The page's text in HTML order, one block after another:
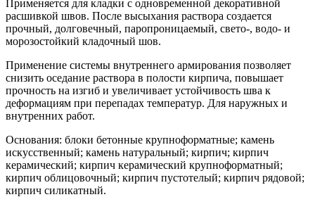
Применяется для кладки с одновременной декоративной
расшивкой швов. После высыхания раствора создается
прочный, долговечный, паропроницаемый, свето-, водо- и
морозостойкий кладочный шов.
Применение системы внутреннего армирования позволяет
снизить оседание раствора в полости кирпича, повышает
прочность на изгиб и увеличивает устойчивость шва к
деформациям при перепадах температур. Для наружных и
внутренних работ.
Основания: блоки бетонные крупноформатные; камень
искусственный; камень натуральный; кирпич; кирпич
керамический; кирпич керамический крупноформатный;
кирпич облицовочный; кирпич пустотелый; кирпич рядовой;
кирпич силикатный.